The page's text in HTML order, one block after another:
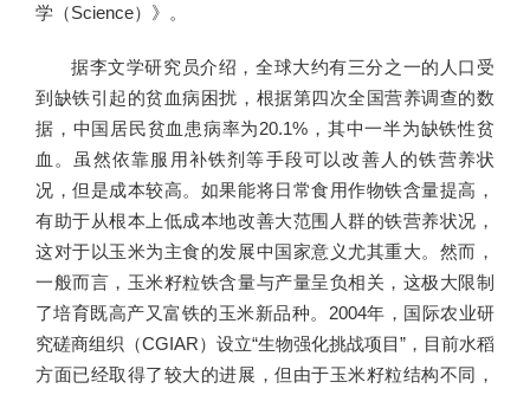
学（Science）》。
据李文学研究员介绍，全球大约有三分之一的人口受
到缺铁引起的贫血病困扰，根据第四次全国营养调查的数
据，中国居民贫血患病率为20.1%，其中一半为缺铁性贫
血。虽然依靠服用补铁剂等手段可以改善人的铁营养状
况，但是成本较高。如果能将日常食用作物铁含量提高，
有助于从根本上低成本地改善大范围人群的铁营养状况，
这对于以玉米为主食的发展中国家意义尤其重大。然而，
一般而言，玉米籽粒铁含量与产量呈负相关，这极大限制
了培育既高产又富铁的玉米新品种。2004年，国际农业研
究磋商组织（CGIAR）设立“生物强化挑战项目”，目前水稻
方面已经取得了较大的进展，但由于玉米籽粒结构不同，